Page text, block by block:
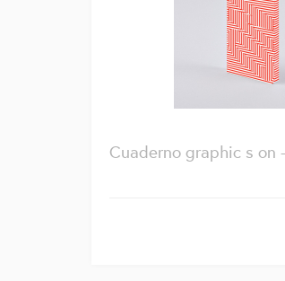
Cuaderno graphic s on